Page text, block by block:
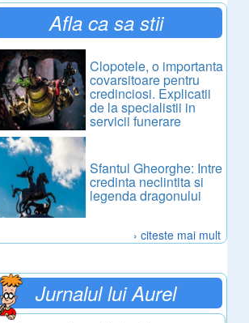
Afla ca sa stii
Clopotele, o importanta
covarsitoare pentru
credinciosi. Explicatii
de la specialistii in
servicii funerare
Sfantul Gheorghe: Intre
credinta neclintita si
legenda dragonului
› citeste mai mult
Jurnalul lui Aurel